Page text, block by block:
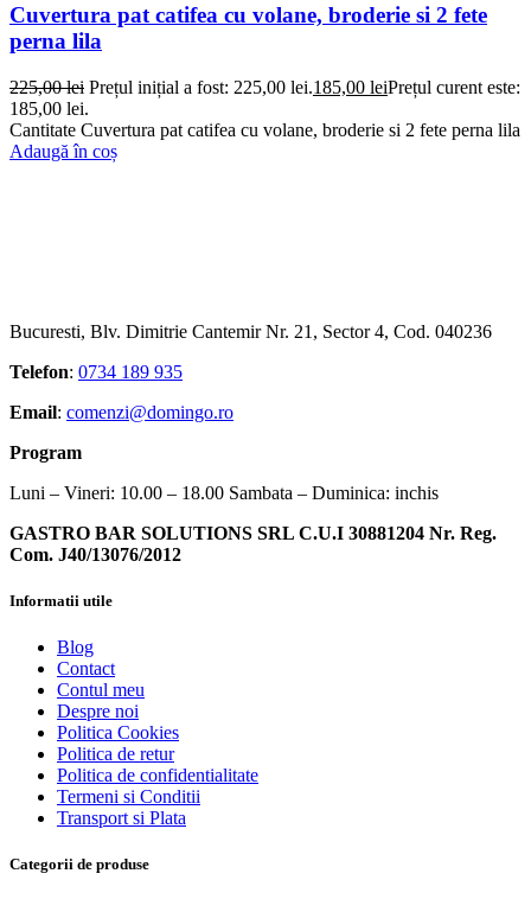
Cuvertura pat catifea cu volane, broderie si 2 fete
perna lila
225,00lei Prețul inițial a fost: 225,00 lei.185,00 leiPrețul curent este:
185,00 lei.
Cantitate Cuvertura pat catifea cu volane, broderie si 2 fete perna lila
Adaugă în coș
Bucuresti, Blv. Dimitrie Cantemir Nr. 21, Sector 4, Cod. 040236
Telefon: 0734 189 935
Email: comenzi@domingo.ro
Program
Luni – Vineri: 10.00 – 18.00 Sambata – Duminica: inchis
GASTRO BAR SOLUTIONS SRL C.U.I 30881204 Nr. Reg.
Com. J40/13076/2012
Informatii utile
Blog
Contact
Contul meu
Despre noi
Politica Cookies
Politica de retur
Politica de confidentialitate
Termeni si Conditii
Transport si Plata
Categorii de produse